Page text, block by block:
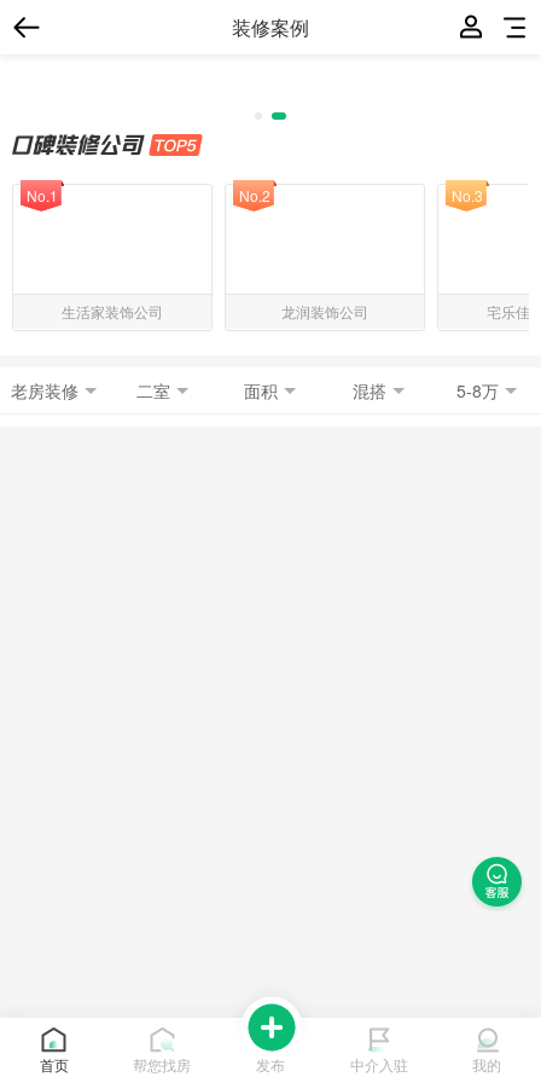
装修案例
生活家装饰公司
No.1
龙润装饰公司
No.2
宅乐佳
No.3
老房装修 二室 面积 混搭 5-8万
首页 帮您找房 发布 中介入驻 我的